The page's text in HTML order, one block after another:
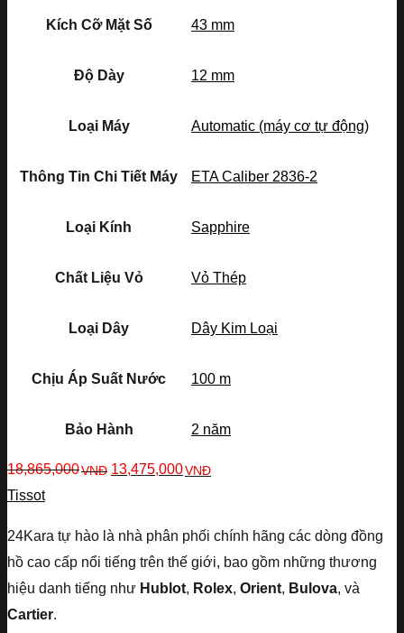
Kích Cỡ Mặt Số 43 mm
Độ Dày 12 mm
Loại Máy Automatic (máy cơ tự động)
Thông Tin Chi Tiết Máy ETA Caliber 2836-2
Loại Kính Sapphire
Chất Liệu Vỏ Vỏ Thép
Loại Dây Dây Kim Loại
Chịu Áp Suất Nước 100 m
Bảo Hành 2 năm
18,865,000VNĐ 13,475,000VNĐ
Tissot
24Kara tự hào là nhà phân phối chính hãng các dòng đồng
hồ cao cấp nổi tiếng trên thế giới, bao gồm những thương
hiệu danh tiếng như Hublot, Rolex, Orient, Bulova, và
Cartier.